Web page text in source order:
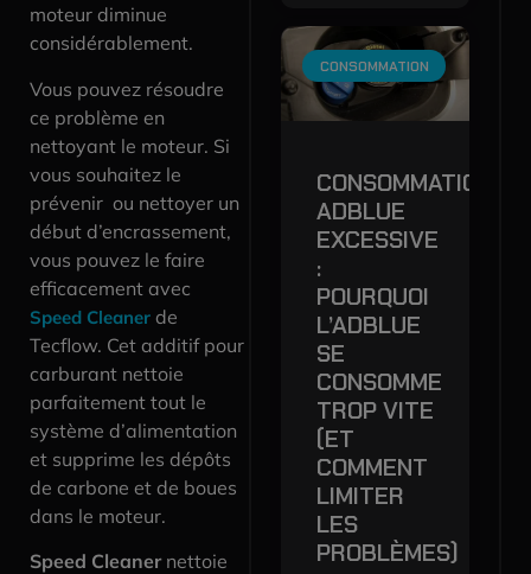
moteur diminue
considérablement.
Vous pouvez résoudre
ce problème en
nettoyant le moteur. Si
vous souhaitez le
prévenir ou nettoyer un
début d’encrassement,
vous pouvez le faire
efficacement avec
Speed Cleaner de
Tecflow. Cet additif pour
carburant nettoie
parfaitement tout le
système d’alimentation
et supprime les dépôts
de carbone et de boues
dans le moteur.
Speed Cleanernettoie
CONSOMMATION
CONSOMMATION
ADBLUE
EXCESSIVE
:
POURQUOI
L’ADBLUE
SE
CONSOMME
TROP VITE
(ET
COMMENT
LIMITER
LES
PROBLÈMES)